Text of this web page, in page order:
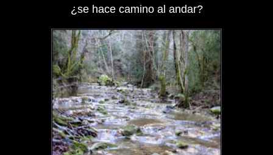
¿se hace camino al andar?